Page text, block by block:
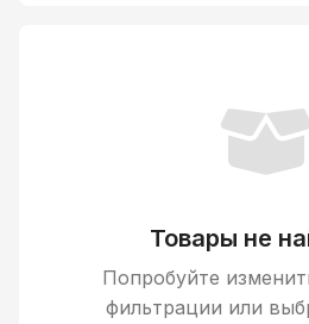
Товары не
Попробуйте
фильтрации или